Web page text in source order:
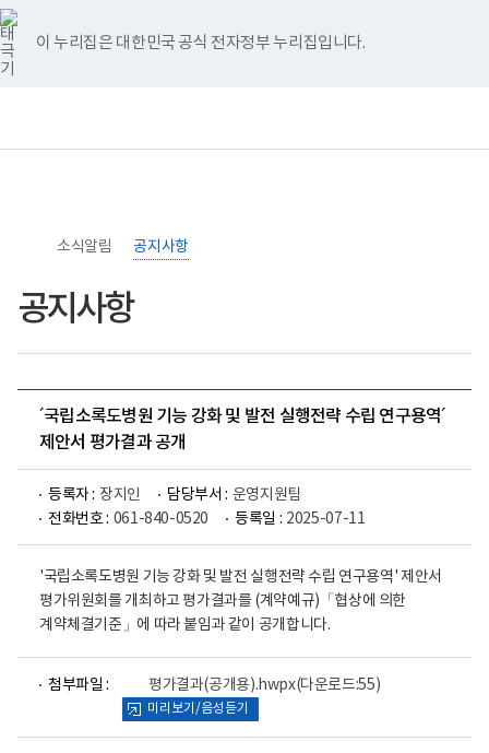
이 누리집은 대한민국 공식 전자정부 누리집입니다.
너
비
767px
이
하
록
원
로
검
메
홈
>
소식알림
>
공지사항
공지사항
´국립소록도병원 기능 강화 및 발전 실행전략 수립 연구용역´
제안서 평가결과 공개
등록자 : 장지인 담당부서 : 운영지원팀
전화번호 : 061-840-0520 등록일 : 2025-07-11
'국립소록도병원 기능 강화 및 발전 실행전략 수립 연구용역' 제안서
평가위원회를 개최하고 평가결과를 (계약예규)「협상에 의한
계약체결기준」에 따라 붙임과 같이 공개합니다.
첨부파일 : 평가결과(공개용).hwpx(다운로드:55)
어
미리보기/음성듣기